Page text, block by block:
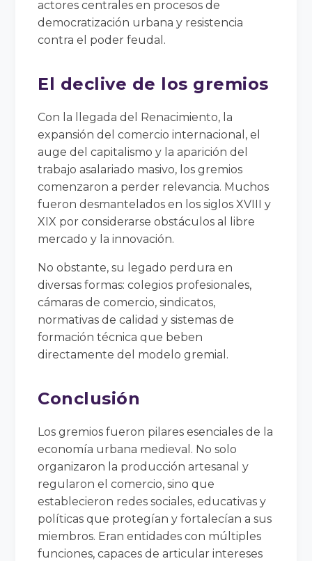
actores centrales en procesos de
democratización urbana y resistencia
contra el poder feudal.
El declive de los gremios
Con la llegada del Renacimiento, la
expansión del comercio internacional, el
auge del capitalismo y la aparición del
trabajo asalariado masivo, los gremios
comenzaron a perder relevancia. Muchos
fueron desmantelados en los siglos XVIII y
XIX por considerarse obstáculos al libre
mercado y la innovación.
No obstante, su legado perdura en
diversas formas: colegios profesionales,
cámaras de comercio, sindicatos,
normativas de calidad y sistemas de
formación técnica que beben
directamente del modelo gremial.
Conclusión
Los gremios fueron pilares esenciales de la
economía urbana medieval. No solo
organizaron la producción artesanal y
regularon el comercio, sino que
establecieron redes sociales, educativas y
políticas que protegían y fortalecían a sus
miembros. Eran entidades con múltiples
funciones, capaces de articular intereses